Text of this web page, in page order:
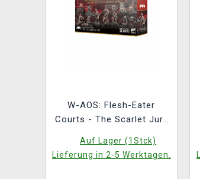
W-AOS: Flesh-Eater
Courts - The Scarlet Jury
Auf Lager (1Stck)
Lieferung in 2-5 Werktagen.